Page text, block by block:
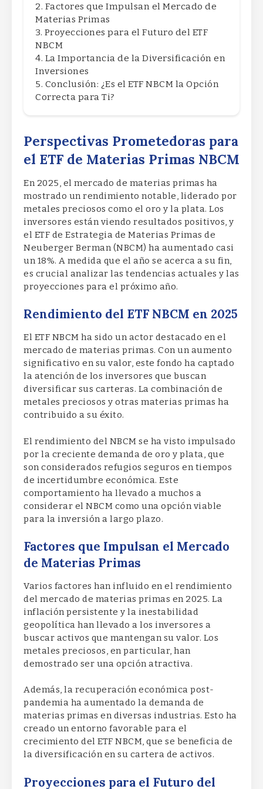
Factores que Impulsan el Mercado de
Materias Primas
Proyecciones para el Futuro del ETF
NBCM
La Importancia de la Diversificación en
Inversiones
Conclusión: ¿Es el ETF NBCM la Opción
Correcta para Ti?
Perspectivas Prometedoras para
el ETF de Materias Primas NBCM
En 2025, el mercado de materias primas ha
mostrado un rendimiento notable, liderado por
metales preciosos como el oro y la plata. Los
inversores están viendo resultados positivos, y
el ETF de Estrategia de Materias Primas de
Neuberger Berman (NBCM) ha aumentado casi
un 18%. A medida que el año se acerca a su fin,
es crucial analizar las tendencias actuales y las
proyecciones para el próximo año.
Rendimiento del ETF NBCM en 2025
El ETF NBCM ha sido un actor destacado en el
mercado de materias primas. Con un aumento
significativo en su valor, este fondo ha captado
la atención de los inversores que buscan
diversificar sus carteras. La combinación de
metales preciosos y otras materias primas ha
contribuido a su éxito.
El rendimiento del NBCM se ha visto impulsado
por la creciente demanda de oro y plata, que
son considerados refugios seguros en tiempos
de incertidumbre económica. Este
comportamiento ha llevado a muchos a
considerar el NBCM como una opción viable
para la inversión a largo plazo.
Factores que Impulsan el Mercado
de Materias Primas
Varios factores han influido en el rendimiento
del mercado de materias primas en 2025. La
inflación persistente y la inestabilidad
geopolítica han llevado a los inversores a
buscar activos que mantengan su valor. Los
metales preciosos, en particular, han
demostrado ser una opción atractiva.
Además, la recuperación económica post-
pandemia ha aumentado la demanda de
materias primas en diversas industrias. Esto ha
creado un entorno favorable para el
crecimiento del ETF NBCM, que se beneficia de
la diversificación en su cartera de activos.
Proyecciones para el Futuro del